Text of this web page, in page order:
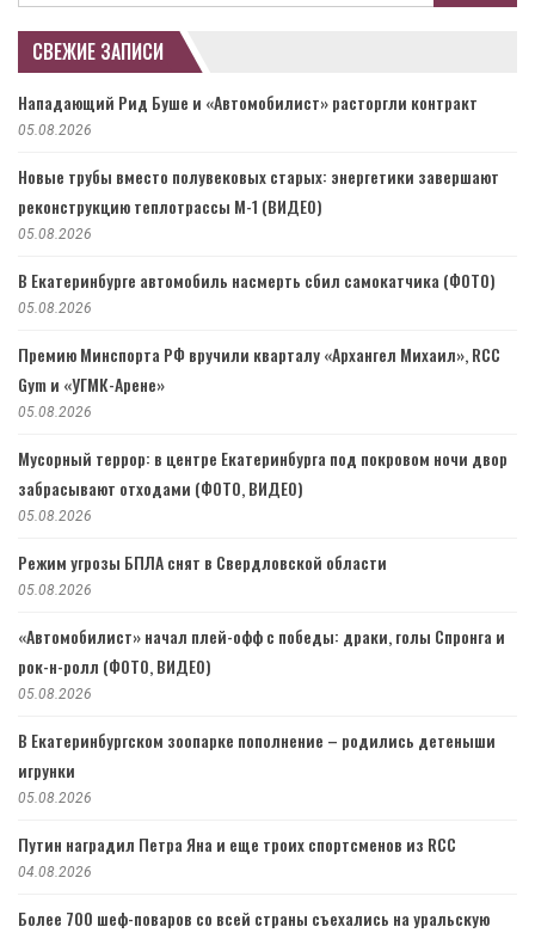
СВЕЖИЕ ЗАПИСИ
Нападающий Рид Буше и «Автомобилист» расторгли контракт
05.08.2026
Новые трубы вместо полувековых старых: энергетики завершают
реконструкцию теплотрассы М-1 (ВИДЕО)
05.08.2026
В Екатеринбурге автомобиль насмерть сбил самокатчика (ФОТО)
05.08.2026
Премию Минспорта РФ вручили кварталу «Архангел Михаил», RCC
Gym и «УГМК-Арене»
05.08.2026
Мусорный террор: в центре Екатеринбурга под покровом ночи двор
забрасывают отходами (ФОТО, ВИДЕО)
05.08.2026
Режим угрозы БПЛА снят в Свердловской области
05.08.2026
«Автомобилист» начал плей-офф с победы: драки, голы Спронга и
рок-н-ролл (ФОТО, ВИДЕО)
05.08.2026
В Екатеринбургском зоопарке пополнение – родились детеныши
игрунки
05.08.2026
Путин наградил Петра Яна и еще троих спортсменов из RCC
04.08.2026
Более 700 шеф-поваров со всей страны съехались на уральскую